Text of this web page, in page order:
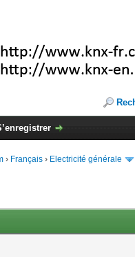
› Français › Electricité générale